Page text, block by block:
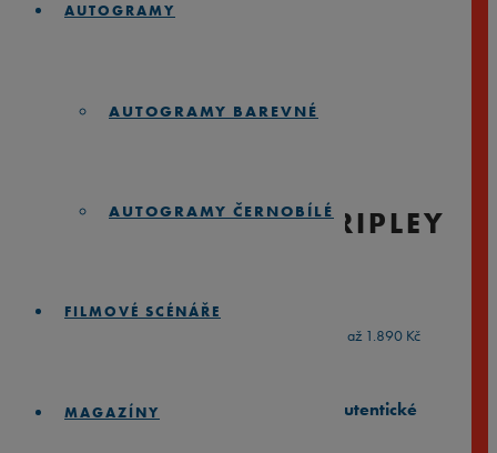
AUTOGRAMY
AUTOGRAMY BAREVNÉ
AUTOGRAMY ČERNOBÍLÉ
FILMOVÉ SCÉNÁŘE
MAGAZÍNY
THE TALENTED MR. RIPLEY
Rozpětí cen: 890 Kč až 1.890 Kč
⭐️ Zarámované 35mm filmové pásy
Autentické